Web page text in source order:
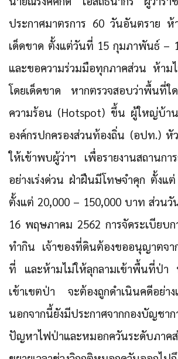
ประกาศมาตรการ 60 วันอันตราย ห้
เด็ดขาด ตั้งแต่วันที่ 15 กุมภาพันธ์ –
และขอความร่วมมือทุกภาคส่วน ห้ามไ
โดยเด็ดขาด หากตรวจสอบว่าพื้นที่ใ
ความร้อน (Hotspot) ขึ้น ผู้ใหญ่บ้า
องค์กรปกครองส่วนท้องถิ่น (อปท.)
ให้เข้าพบผู้ว่าฯ เพื่อรายงานสถานก
อย่างเร่งด่วน ฝ่าฝืนมีโทษจำคุก ตั้ง
ตั้งแต่ 20,000 – 150,000 บาท ส่วน
16 พฤษภาคม 2562 การจัดระเบียบก
ทำกิน เจ้าของที่ดินต้องขออนุญาตจา
ที่ และห้ามไม่ให้ลุกลามเข้าพื้นที่ป่า
เข้าเขตป่า จะต้องถูกดำเนินคดีอ
นอกจากนี้ยังมีประกาศจากกองบัญชา
ปัญหาไฟป่าและหมอกควันระดับภาค